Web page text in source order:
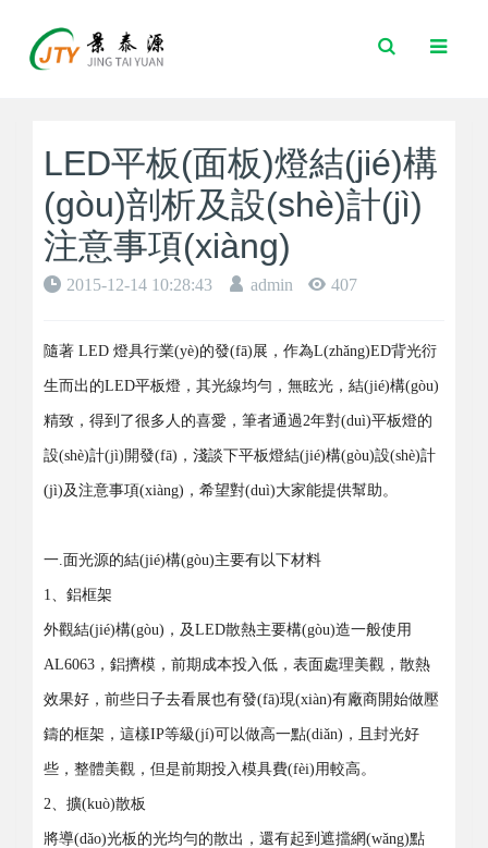
Toggle
Search
LED平板(面板)燈結(jié)構
(gòu)剖析及設(shè)計(jì)
注意事項(xiàng)
2015-12-14 10:28:43 admin 407
隨著 LED 燈具行業(yè)的發(fā)展，作為L(zhǎng)ED背光衍
生而出的LED平板燈，其光線均勻，無眩光，結(jié)構(gòu)
精致，得到了很多人的喜愛，筆者通過2年對(duì)平板燈的
設(shè)計(jì)開發(fā)，淺談下平板燈結(jié)構(gòu)設(shè)計
(jì)及注意事項(xiàng)，希望對(duì)大家能提供幫助。
一.面光源的結(jié)構(gòu)主要有以下材料
1、鋁框架
外觀結(jié)構(gòu)，及LED散熱主要構(gòu)造一般使用
AL6063，鋁擠模，前期成本投入低，表面處理美觀，散熱
效果好，前些日子去看展也有發(fā)現(xiàn)有廠商開始做壓
鑄的框架，這樣IP等級(jí)可以做高一點(diǎn)，且封光好
些，整體美觀，但是前期投入模具費(fèi)用較高。
2、擴(kuò)散板
將導(dǎo)光板的光均勻的散出，還有起到遮擋網(wǎng)點